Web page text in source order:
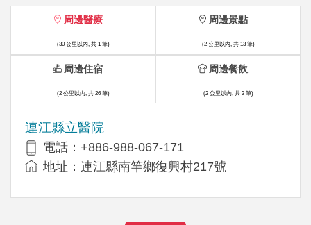
周邊醫療
(30 公里以內, 共 1 筆)
連江縣立醫院
電話：+886-988-067-171
地址：連江縣南竿鄉復興村217號
周邊景點
(2 公里以內, 共 13 筆)
周邊住宿
(2 公里以內, 共 26 筆)
周邊餐飲
(2 公里以內, 共 3 筆)